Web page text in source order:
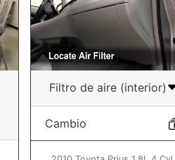
Filtro de aire (interior)
Cambio